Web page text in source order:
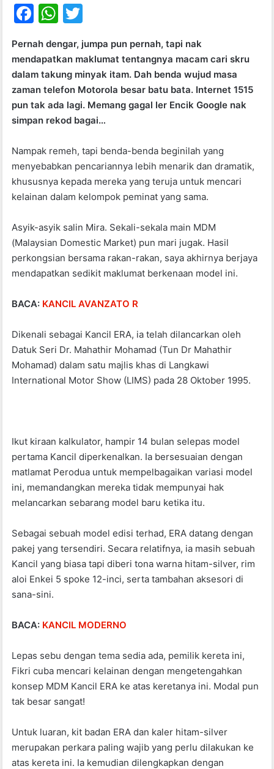
F
c
e
b
o
o
k
W
at
s
A
p
p
itt
er
Pernah dengar, jumpa pun pernah, tapi nak
mendapatkan maklumat tentangnya macam cari skru
dalam takung minyak itam. Dah benda wujud masa
zaman telefon Motorola besar batu bata. Internet 1515
pun tak ada lagi. Memang gagal ler Encik Google nak
simpan rekod bagai…
Nampak remeh, tapi benda-benda beginilah yang
menyebabkan pencariannya lebih menarik dan dramatik,
khususnya kepada mereka yang teruja untuk mencari
kelainan dalam kelompok peminat yang sama.
Asyik-asyik salin Mira. Sekali-sekala main MDM
(Malaysian Domestic Market) pun mari jugak. Hasil
perkongsian bersama rakan-rakan, saya akhirnya berjaya
mendapatkan sedikit maklumat berkenaan model ini.
BACA: KANCIL AVANZATO R
Dikenali sebagai Kancil ERA, ia telah dilancarkan oleh
Datuk Seri Dr. Mahathir Mohamad (Tun Dr Mahathir
Mohamad) dalam satu majlis khas di Langkawi
International Motor Show (LIMS) pada 28 Oktober 1995.
Ikut kiraan kalkulator, hampir 14 bulan selepas model
pertama Kancil diperkenalkan. Ia bersesuaian dengan
matlamat Perodua untuk mempelbagaikan variasi model
ini, memandangkan mereka tidak mempunyai hak
melancarkan sebarang model baru ketika itu.
Sebagai sebuah model edisi terhad, ERA datang dengan
pakej yang tersendiri. Secara relatifnya, ia masih sebuah
Kancil yang biasa tapi diberi tona warna hitam-silver, rim
aloi Enkei 5 spoke 12-inci, serta tambahan aksesori di
sana-sini.
BACA: KANCIL MODERNO
Lepas sebu dengan tema sedia ada, pemilik kereta ini,
Fikri cuba mencari kelainan dengan mengetengahkan
konsep MDM Kancil ERA ke atas keretanya ini. Modal pun
tak besar sangat!
Untuk luaran, kit badan ERA dan kaler hitam-silver
merupakan perkara paling wajib yang perlu dilakukan ke
atas kereta ini. Ia kemudian dilengkapkan dengan